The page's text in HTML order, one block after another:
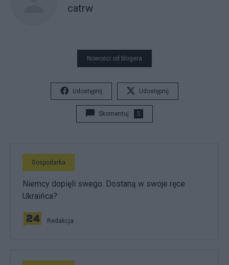
catrw
Nowości od blogera
Udostępnij Udostępnij
Skomentuj 5
Gospodarka
Niemcy dopięli swego. Dostaną w swoje ręce
Ukraińca?
Redakcja